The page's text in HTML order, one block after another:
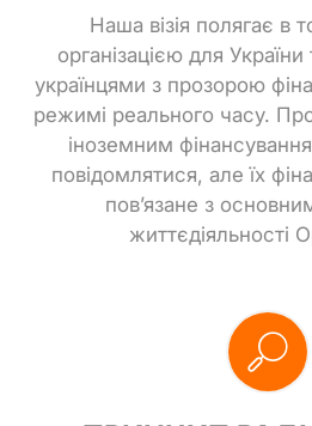
Наша візія полягає в
організацією для
українцями з прозорою
режимі реального часу.
іноземним
повідомлятися, але їх
пов’язане з
життєдіяльності